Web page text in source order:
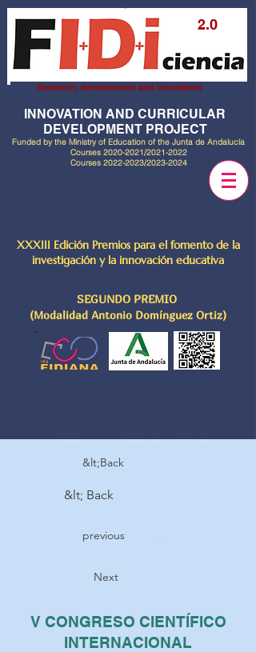
2.0
Research, development and innovation
INNOVATION AND CURRICULAR
DEVELOPMENT PROJECT
Funded by the Ministry of Education of the Junta de Andalucía
Courses 2020-2021/2021-2022
Courses 2022-2023/2023-2024
XXXIII Edición Premios para el fomento de la
investigación y la innovación educativa
SEGUNDO PREMIO
(Modalidad Antonio Domínguez Ortiz)
&lt;Back
&lt; Back
previous
Next
V CONGRESO CIENTÍFICO
INTERNACIONAL